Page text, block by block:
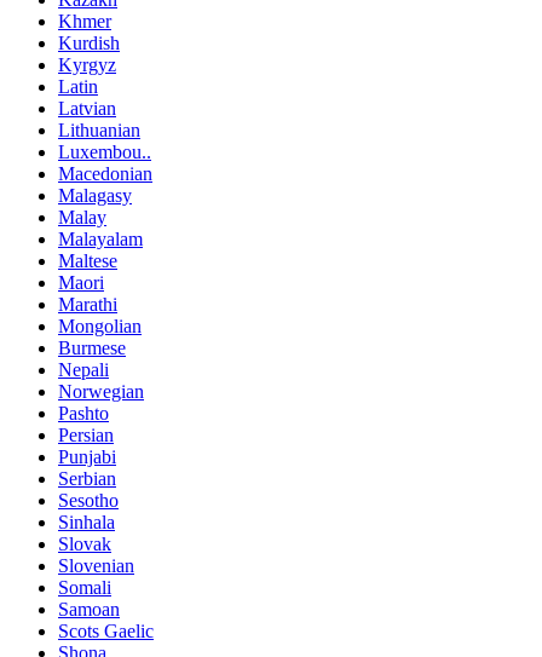
Khmer
Kurdish
Kyrgyz
Latin
Latvian
Lithuanian
Luxembou..
Macedonian
Malagasy
Malay
Malayalam
Maltese
Maori
Marathi
Mongolian
Burmese
Nepali
Norwegian
Pashto
Persian
Punjabi
Serbian
Sesotho
Sinhala
Slovak
Slovenian
Somali
Samoan
Scots Gaelic
Shona